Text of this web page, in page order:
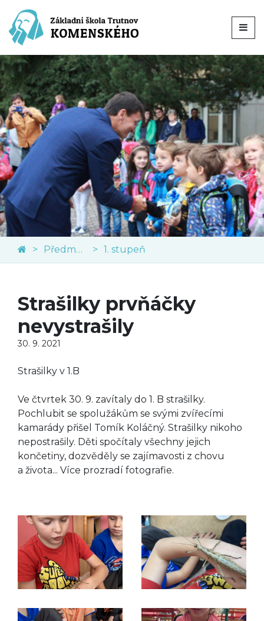
Předměty 1. stupeň
Strašilky prvňáčky
nevystrašily
30. 9. 2021
Strašilky v 1.B
Ve čtvrtek 30. 9. zavítaly do 1. B strašilky.
Pochlubit se spolužákům se svými zvířecími
kamarády přišel Tomík Koláčný. Strašilky nikoho
nepostrašily. Děti spočítaly všechny jejich
končetiny, dozvěděly se zajímavosti z chovu
a života... Více prozradí fotografie.